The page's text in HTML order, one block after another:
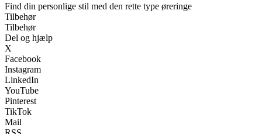
Find din personlige stil med den rette type øreringe
Tilbehør
Tilbehør
Del og hjælp
X
Facebook
Instagram
LinkedIn
YouTube
Pinterest
TikTok
Mail